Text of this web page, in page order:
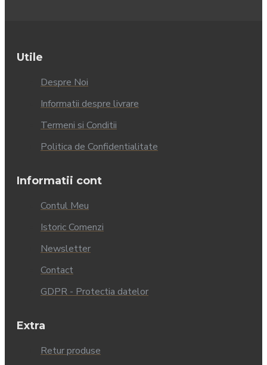
Utile
Despre Noi
Informatii despre livrare
Termeni si Conditii
Politica de Confidentialitate
Informatii cont
Contul Meu
Istoric Comenzi
Newsletter
Contact
GDPR - Protectia datelor
Extra
Retur produse